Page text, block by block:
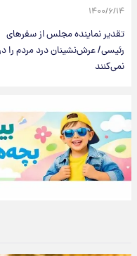
۱۴۰۰/۶/۱۴
تقدیر نماینده مجلس از سفر‌های
رئیسی/ عرش‌نشینان درد مردم را
نمی‌کنند